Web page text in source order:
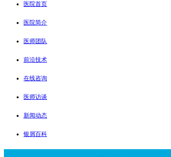
医院首页
医院简介
医师团队
前沿技术
在线咨询
医师访谈
新闻动态
银屑百科